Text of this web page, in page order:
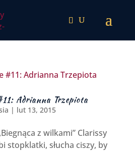
Adrianna Trzepiota
| lut 13, 2015
z wilkami” Clarissy
stopklatki, słucha ciszy, by